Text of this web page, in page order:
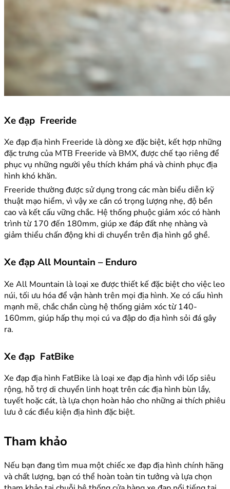
Xe đạp Freeride
Xe đạp địa hình Freeride là dòng xe đặc biệt, kết hợp những
đặc trưng của MTB Freeride và BMX, được chế tạo riêng để
phục vụ những người yêu thích khám phá và chinh phục địa
hình khó khăn.
Freeride thường được sử dụng trong các màn biểu diễn kỹ
thuật mạo hiểm, vì vậy xe cần có trọng lượng nhẹ, độ bền
cao và kết cấu vững chắc. Hệ thống phuộc giảm xóc có hành
trình từ 170 đến 180mm, giúp xe đáp đất nhẹ nhàng và
giảm thiểu chấn động khi di chuyển trên địa hình gồ ghề.
Xe đạp All Mountain – Enduro
Xe All Mountain là loại xe được thiết kế đặc biệt cho việc leo
núi, tối ưu hóa để vận hành trên mọi địa hình. Xe có cấu hình
mạnh mẽ, chắc chắn cùng hệ thống giảm xóc từ 140-
160mm, giúp hấp thụ mọi cú va đập do địa hình sỏi đá gây
ra.
Xe đạp FatBike
Xe đạp địa hình FatBike là loại xe đạp địa hình với lốp siêu
rộng, hỗ trợ di chuyển linh hoạt trên các địa hình bùn lầy,
tuyết hoặc cát, là lựa chọn hoàn hảo cho những ai thích phiêu
lưu ở các điều kiện địa hình đặc biệt.
Tham khảo
Nếu bạn đang tìm mua một chiếc xe đạp địa hình chính hãng
và chất lượng, bạn có thể hoàn toàn tin tưởng và lựa chọn